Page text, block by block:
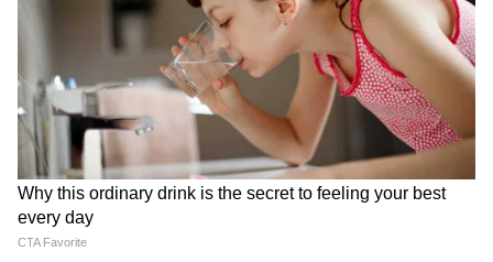
LATEST VIDEOS